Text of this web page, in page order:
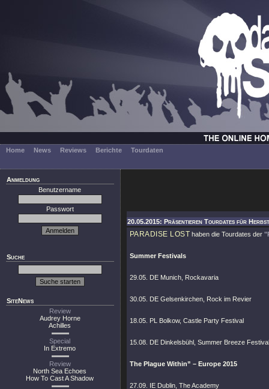
Home News Reviews Berichte Tourdaten
Anmeldung
Benutzername
Passwort
Suche
SiteNews
Review
Audrey Horne
Achilles
Special
In Extremo
Review
North Sea Echoes
How To Cast A Shadow
20.05.2015: Präsentieren Tourdates für
PARADISE LOST haben die Tourdates der
Summer Festivals
29.05. DE Munich, Rockavaria
30.05. DE Gelsenkirchen, Rock im Revier
18.05. PL Bolkow, Castle Party Festival
15.08. DE Dinkelsbühl, Summer Breeze Festival
The Plague Within” – Europe 2015
27.09. IE Dublin, The Academy